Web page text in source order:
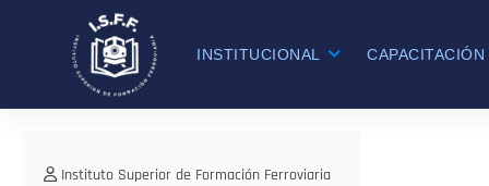
contenido
INSTITUCIONAL CAPACITACIÓN
Instituto Superior de Formación Ferroviaria